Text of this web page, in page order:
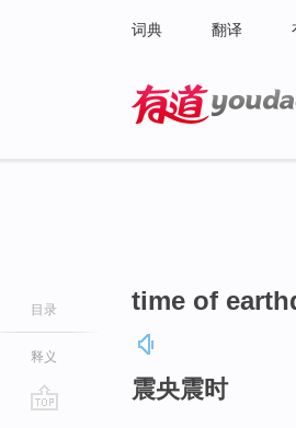
词典 翻译
目录
释义
time of
震央震时